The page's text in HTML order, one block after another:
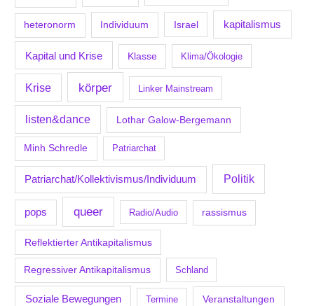
heteronorm Individuum Israel kapitalismus
Kapital und Krise Klasse Klima/Ökologie
Krise körper Linker Mainstream
listen&dance Lothar Galow-Bergemann
Minh Schredle Patriarchat
Patriarchat/Kollektivismus/Individuum Politik
pops queer Radio/Audio rassismus
Reflektierter Antikapitalismus
Regressiver Antikapitalismus Schland
Soziale Bewegungen Termine Veranstaltungen